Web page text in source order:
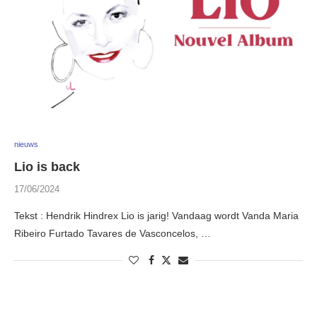
nieuws
Lio is back
17/06/2024
Tekst : Hendrik Hindrex Lio is jarig! Vandaag wordt Vanda Maria
Ribeiro Furtado Tavares de Vasconcelos, …